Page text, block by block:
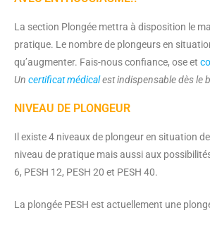
La section Plongée mettra à disposition le
pratique. Le nombre de plongeurs en
qu’augmenter. Fais-nous confiance, ose et
Un certificat médicalest indispensable dès le
NIVEAU DE PLONGEUR
Il existe 4 niveaux de plongeur en situation
niveau de pratique mais aussi aux
6, PESH 12, PESH 20 et PESH 40.
La plongée PESH est actuellement une